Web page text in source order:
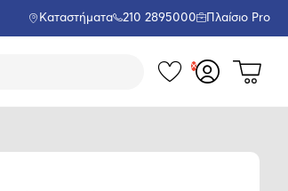
Καταστήματα 210 2895000 Πλαίσιο Pro
Τα
Δες